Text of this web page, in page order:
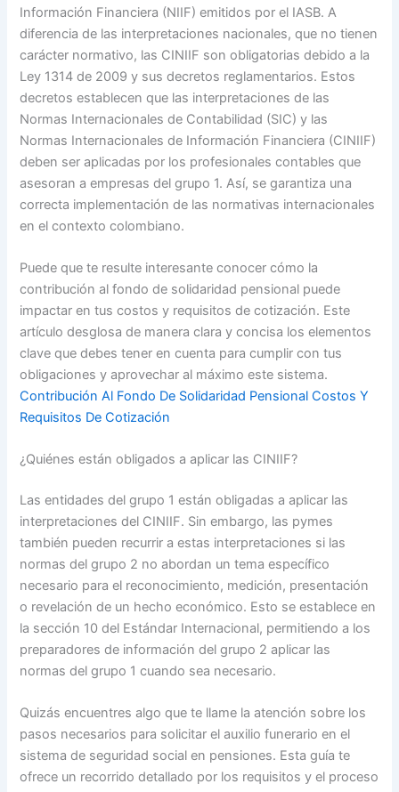
Información Financiera (NIIF) emitidos por el IASB. A
diferencia de las interpretaciones nacionales, que no tienen
carácter normativo, las CINIIF son obligatorias debido a la
Ley 1314 de 2009 y sus decretos reglamentarios. Estos
decretos establecen que las interpretaciones de las
Normas Internacionales de Contabilidad (SIC) y las
Normas Internacionales de Información Financiera (CINIIF)
deben ser aplicadas por los profesionales contables que
asesoran a empresas del grupo 1. Así, se garantiza una
correcta implementación de las normativas internacionales
en el contexto colombiano.
Puede que te resulte interesante conocer cómo la
contribución al fondo de solidaridad pensional puede
impactar en tus costos y requisitos de cotización. Este
artículo desglosa de manera clara y concisa los elementos
clave que debes tener en cuenta para cumplir con tus
obligaciones y aprovechar al máximo este sistema.
Contribución Al Fondo De Solidaridad Pensional Costos Y
Requisitos De Cotización
¿Quiénes están obligados a aplicar las CINIIF?
Las entidades del grupo 1 están obligadas a aplicar las
interpretaciones del CINIIF. Sin embargo, las pymes
también pueden recurrir a estas interpretaciones si las
normas del grupo 2 no abordan un tema específico
necesario para el reconocimiento, medición, presentación
o revelación de un hecho económico. Esto se establece en
la sección 10 del Estándar Internacional, permitiendo a los
preparadores de información del grupo 2 aplicar las
normas del grupo 1 cuando sea necesario.
Quizás encuentres algo que te llame la atención sobre los
pasos necesarios para solicitar el auxilio funerario en el
sistema de seguridad social en pensiones. Esta guía te
ofrece un recorrido detallado por los requisitos y el proceso